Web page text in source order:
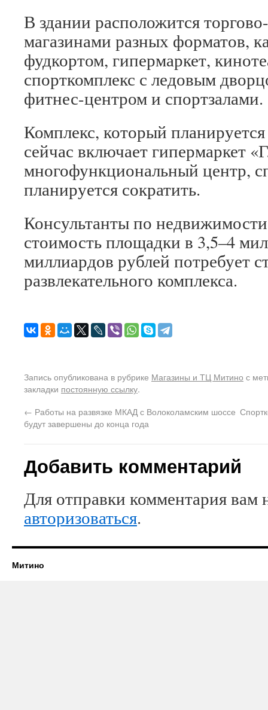
В здании расположится
магазинами разных форматов,
фудкортом, гипермаркет,
спорткомплекс с ледовым
фитнес-центром и спортзалами.
Комплекс, который
сейчас включает гипермаркет
многофункциональный центр,
планируется сократить.
Консультанты по
стоимость площадки в 3,5–4
миллиардов рублей потребует
развлекательного комплекса.
Запись опубликована в рубрике Магазины и ТЦ Митино с
закладки постоянную ссылку.
← Работы на развязке МКАД с Волоколамским шоссе
будут завершены до конца года
Добавить комментарий
Для отправки комментария вам
авторизоваться.
Митино